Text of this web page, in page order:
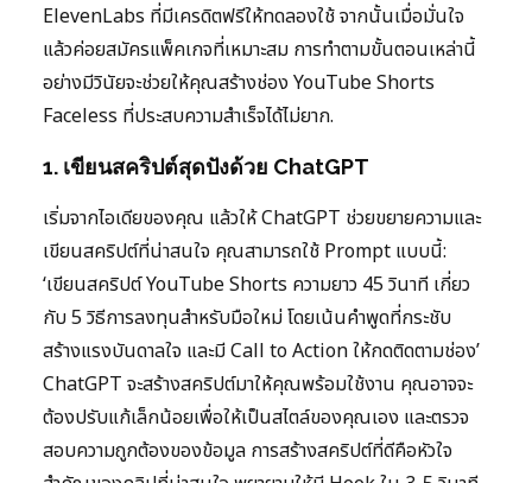
ElevenLabs ที่มีเครดิตฟรีให้ทดลองใช้ จากนั้นเมื่อมั่นใจ
แล้วค่อยสมัครแพ็คเกจที่เหมาะสม การทำตามขั้นตอนเหล่านี้
อย่างมีวินัยจะช่วยให้คุณสร้างช่อง YouTube Shorts
Faceless ที่ประสบความสำเร็จได้ไม่ยาก.
1. เขียนสคริปต์สุดปังด้วย ChatGPT
เริ่มจากไอเดียของคุณ แล้วให้ ChatGPT ช่วยขยายความและ
เขียนสคริปต์ที่น่าสนใจ คุณสามารถใช้ Prompt แบบนี้:
‘เขียนสคริปต์ YouTube Shorts ความยาว 45 วินาที เกี่ยว
กับ 5 วิธีการลงทุนสำหรับมือใหม่ โดยเน้นคำพูดที่กระชับ
สร้างแรงบันดาลใจ และมี Call to Action ให้กดติดตามช่อง’
ChatGPT จะสร้างสคริปต์มาให้คุณพร้อมใช้งาน คุณอาจจะ
ต้องปรับแก้เล็กน้อยเพื่อให้เป็นสไตล์ของคุณเอง และตรวจ
สอบความถูกต้องของข้อมูล การสร้างสคริปต์ที่ดีคือหัวใจ